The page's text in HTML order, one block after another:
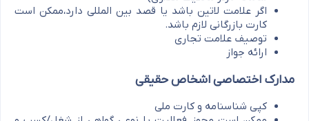
اگر علامت لاتین باشد یا قصد بین المللی دارد،ممکن است
کارت بازرگانی لازم باشد.
توصیف علامت تجاری
ارائه جواز
مدارک اختصاصی اشخاص حقیقی
کپی شناسنامه و کارت ملی